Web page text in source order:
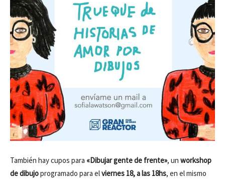
También hay cupos para «Dibujar gente de frente», un workshop
de dibujoprogramado para elviernes 18, a las 18hs, en el mismo